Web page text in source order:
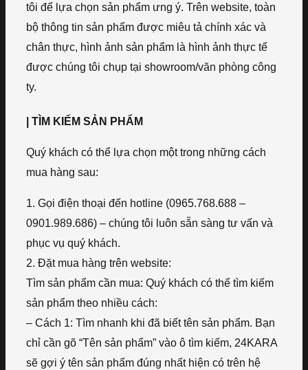
tôi để lựa chọn sản phẩm ưng ý. Trên website, toàn
bộ thông tin sản phẩm được miêu tả chính xác và
chân thực, hình ảnh sản phẩm là hình ảnh thực tế
được chúng tôi chụp tại showroom/văn phòng công
ty.
| TÌM KIẾM SẢN PHẨM
Quý khách có thể lựa chọn một trong những cách
mua hàng sau:
1. Gọi điện thoại đến hotline (0965.768.688 –
0901.989.686) – chúng tôi luôn sẵn sàng tư vấn và
phục vụ quý khách.
2. Đặt mua hàng trên website:
Tìm sản phẩm cần mua: Quý khách có thể tìm kiếm
sản phẩm theo nhiều cách:
– Cách 1: Tìm nhanh khi đã biết tên sản phẩm. Bạn
chỉ cần gõ “Tên sản phẩm” vào ô tìm kiếm, 24KARA
sẽ gợi ý tên sản phẩm đúng nhất hiện có trên hệ